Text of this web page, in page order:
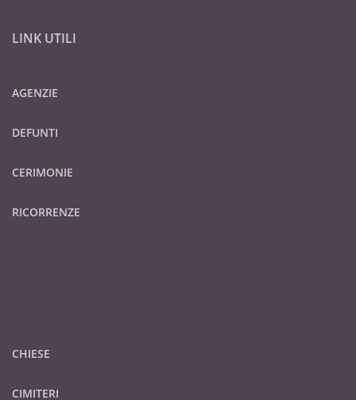
LINK UTILI
AGENZIE
DEFUNTI
CERIMONIE
RICORRENZE
CHIESE
CIMITERI